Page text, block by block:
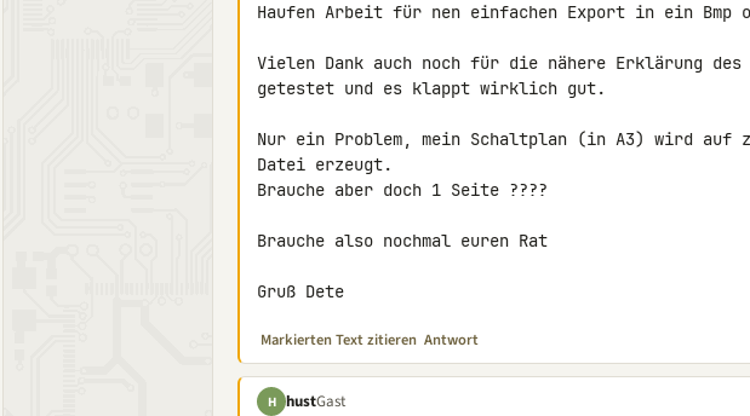
Haufen Arbeit für nen einfachen Export in ein Bmp
Vielen Dank auch noch für die nähere Erklärung des
getestet und es klappt wirklich gut.
Nur ein Problem, mein Schaltplan (in A3) wird auf
Datei erzeugt.
Brauche aber doch 1 Seite ????
Brauche also nochmal euren Rat
Gruß Dete
Markierten Text zitieren Antwort
H hustGast